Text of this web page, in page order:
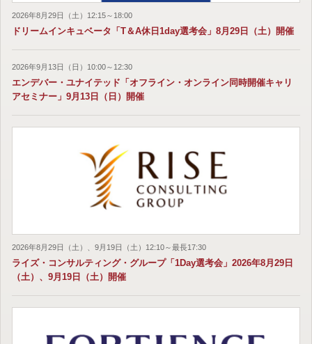
2026年8月29日（土）12:15～18:00
ドリームインキュベータ「T＆A休日1day選考会」8月29日（土）開催
2026年9月13日（日）10:00～12:30
エンデバー・ユナイテッド「オフライン・オンライン同時開催キャリ
アセミナー」9月13日（日）開催
2026年8月29日（土）、9月19日（土）12:10～最長17:30
ライズ・コンサルティング・グループ「1Day選考会」2026年8月29日
（土）、9月19日（土）開催